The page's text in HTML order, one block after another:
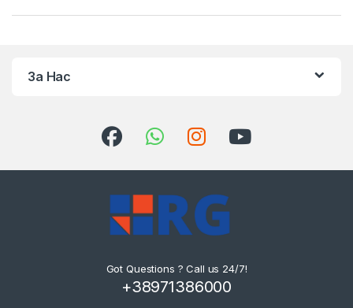
За Нас
Got Questions ? Call us 24/7!
+38971386000